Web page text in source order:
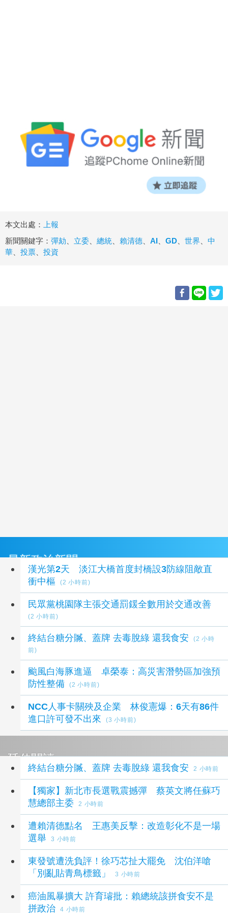
本文出處：
上報
新聞關鍵字： 彈劾 立委 總統 賴清德 AI GD 世界
中
華
投票 投資
最新政治新聞
漢光第2天 淡江大橋首度封橋設3防線阻敵直
衝中樞
(2 小時前)
民眾黨桃園隊主張交通罰鍰全數用於交通改善
(2 小時前)
終結台糖分贓、蓋牌 去毒脫綠 還我食安
(2 小時
前)
颱風白海豚進逼 卓榮泰：高災害潛勢區加強預
防性整備
(2 小時前)
NCC人事卡關殃及企業 林俊憲爆：6天有86件
進口許可發不出來
(3 小時前)
延伸閱讀
終結台糖分贓、蓋牌 去毒脫綠 還我食安 2 小時前
【獨家】新北市長選戰震撼彈 蔡英文將任蘇巧
慧總部主委
2 小時前
遭賴清德點名 王惠美反擊：改造彰化不是一場
選舉
3 小時前
東發號遭洗負評！徐巧芯扯大罷免 沈伯洋嗆
「別亂貼青鳥標籤」
3 小時前
癌油風暴擴大 許育璿批：賴總統該拼食安不是
拼政治
4 小時前